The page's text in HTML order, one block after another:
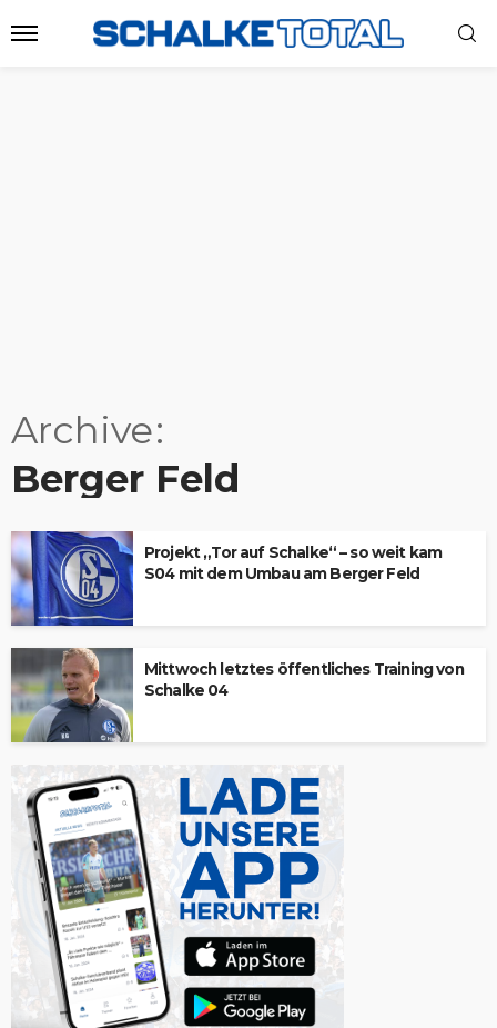
Archive
Berger Feld
Projekt „Tor auf Schalke“ – so weit kam
S04 mit dem Umbau am Berger Feld
Mittwoch letztes öffentliches Training von
Schalke 04